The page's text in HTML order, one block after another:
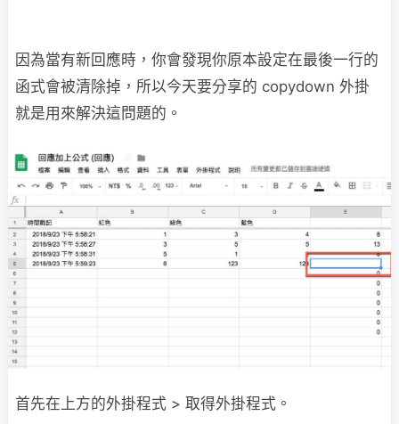
因為當有新回應時，你會發現你原本設定在最後一行的
函式會被清除掉，所以今天要分享的 copydown 外掛
就是用來解決這問題的。
首先在上方的外掛程式 > 取得外掛程式。